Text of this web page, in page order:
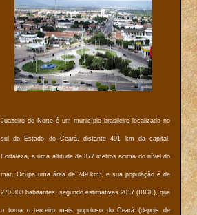
Juazeiro do Norte é um município brasileiro localizado no
sul do Estado do Ceará, distante 491 km da capital,
Fortaleza, a uma altitude de 377 metros acima do nível do
mar. Ocupa uma área de 249 km², e sua população é de
270 383 habitantes, segundo estimativas 2017 (IBGE), que
o torna o terceiro mais populoso do Ceará (depois de